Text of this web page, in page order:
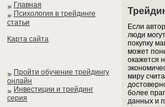
Главная
Психология в трейдинге
статьи
Карта сайта
Пройти обучение трейдингу
онлайн
Инвестиции и трейдинг
серия
Если
люди
покупку
может
окажется
миру
более
данных и